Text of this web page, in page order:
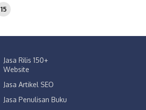
15
Jasa Rilis 150+
Website
Jasa Artikel SEO
Jasa Penulisan Buku